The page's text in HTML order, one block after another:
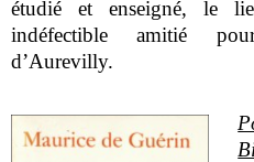
étudié et enseigné, le
indéfectible amitié
d’Aurevilly.